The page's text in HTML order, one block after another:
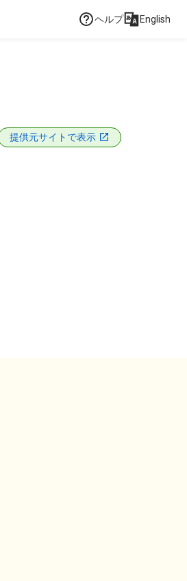
ヘルプ English
提供元サイトで表示